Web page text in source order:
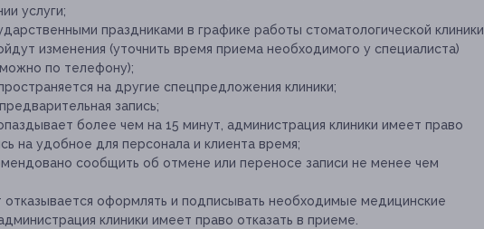
услуги;
праздниками в графике работы стоматологической клиники
изменения (уточнить время приема необходимого у специалиста)
по телефону);
на другие спецпредложения клиники;
запись;
более чем на 15 минут, администрация клиники имеет право
на удобное для персонала и клиента время;
сообщить об отмене или переносе записи не менее чем
отказывается оформлять и подписывать необходимые медицинские
клиники имеет право отказать в приеме.